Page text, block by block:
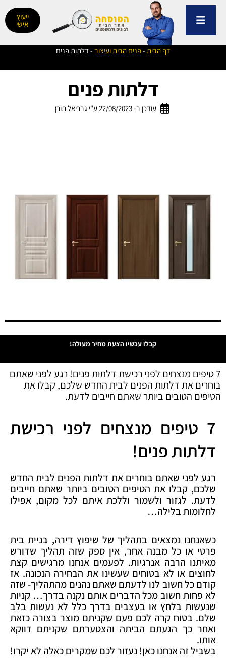
דילוג
ייעוץ
אישי
דף הבית -פנים הבית ועיצוב -דלתות פנים
דלתות פנים
עודכן ב- 22/08/2023 ע"י גבריאל תורן
קבלו עכשיו הצעת מחיר מעולה!
7 טיפים מנצחים לפני רכישת דלתות פנים! רגע לפני שאתם
בוחרים את דלתות הפנים לבית החדש שלכם, קבלו את
הטיפים הטובים ביותר שאתם חייבים לדעת.
7 טיפים מנצחים לפני רכישת
דלתות פנים!
רגע לפני שאתם בוחרים את דלתות הפנים לבית החדש
שלכם, קבלו את הטיפים הטובים ביותר שאתם חייבים
לדעת. לגזור ולשמור וללכת איתם לכל מקום, אפילו
לחלומות בלילה…
כשאנחנו נמצאים בתהליך של שיפוץ דירה, בניית בית
פרטי או כל מבנה אחר, אין ספק שזה תהליך שדורש
מאיתנו הרבה אנרגיות. לפעמים אנחנו מרגישים קצת
לחוצים או לא בטוחים שעשינו את הבחירה הנכונה. אז
קודם כל חשוב לנו לדעתם שאתם נהנים מהתהליך- שזה
לא פחות חשוב מכל הדברים אותם נקנה בדרך… קניות
שנעשות בלחץ או בעצבים בדרך כלל לא נעשות בלב
שלם. בטוח קרה לכם פעם שקניתם מוצר בצורה כזאת
ואחר כך הגעתם הביתה והצטערתם שקניתם דווקא
אותו.
בשביל זה אנחנו כאן! נעזור לכם שמקרים כאלה לא יקרו!